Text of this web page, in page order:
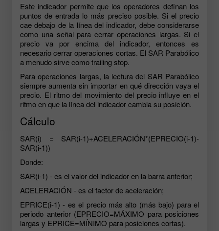
Este indicador permite que los operadores definan los
puntos de entrada lo más preciso posible. Si el precio
cae debajo de la línea del indicador, debe considerarse
como una señal para cerrar operaciones largas. Si el
precio va por encima del indicador, entonces es
necesario cerrar operaciones cortas. El SAR Parabólico
a menudo sirve como trailing stop.
Para operaciones largas, la lectura del SAR Parabólico
siempre aumenta sin importar en qué dirección vaya el
precio. El ritmo del movimiento del precio influye en el
ritmo en que la línea del indicador cambia su posición.
Cálculo
SAR(i) = SAR(i-1)+ACELERACIÓN*(EPRECIO(i-1)-
SAR(i-1))
Donde:
SAR(i-1) - es el valor del indicador en la barra anterior;
ACELERACIÓN - es el factor de aceleración;
EPRICE(i-1) - es el precio más alto (más bajo) para el
periodo anterior (EPRECIO=MÁXIMO para posiciones
largas y EPRICE=MÍNIMO para posiciones cortas).